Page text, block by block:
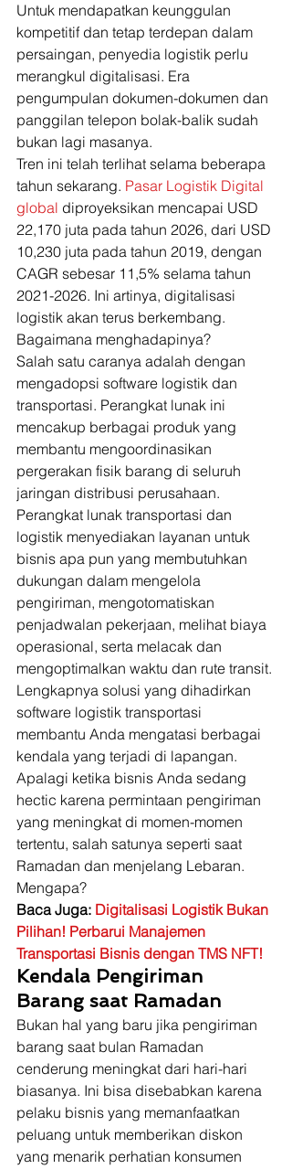
Untuk mendapatkan keunggulan
kompetitif dan tetap terdepan dalam
persaingan, penyedia logistik perlu
merangkul digitalisasi. Era
pengumpulan dokumen-dokumen dan
panggilan telepon bolak-balik sudah
bukan lagi masanya.
Tren ini telah terlihat selama beberapa
tahun sekarang. Pasar Logistik Digital
global diproyeksikan mencapai USD
22,170 juta pada tahun 2026, dari USD
10,230 juta pada tahun 2019, dengan
CAGR sebesar 11,5% selama tahun
2021-2026. Ini artinya, digitalisasi
logistik akan terus berkembang.
Bagaimana menghadapinya?
Salah satu caranya adalah dengan
mengadopsi software logistik dan
transportasi. Perangkat lunak ini
mencakup berbagai produk yang
membantu mengoordinasikan
pergerakan fisik barang di seluruh
jaringan distribusi perusahaan.
Perangkat lunak transportasi dan
logistik menyediakan layanan untuk
bisnis apa pun yang membutuhkan
dukungan dalam mengelola
pengiriman, mengotomatiskan
penjadwalan pekerjaan, melihat biaya
operasional, serta melacak dan
mengoptimalkan waktu dan rute transit.
Lengkapnya solusi yang dihadirkan
software logistik transportasi
membantu Anda mengatasi berbagai
kendala yang terjadi di lapangan.
Apalagi ketika bisnis Anda sedang
hectic karena permintaan pengiriman
yang meningkat di momen-momen
tertentu, salah satunya seperti saat
Ramadan dan menjelang Lebaran.
Mengapa?
Baca Juga: Digitalisasi Logistik Bukan
Pilihan! Perbarui Manajemen
Transportasi Bisnis dengan TMS NFT!
Kendala Pengiriman
Barang saat Ramadan
Bukan hal yang baru jika pengiriman
barang saat bulan Ramadan
cenderung meningkat dari hari-hari
biasanya. Ini bisa disebabkan karena
pelaku bisnis yang memanfaatkan
peluang untuk memberikan diskon
yang menarik perhatian konsumen